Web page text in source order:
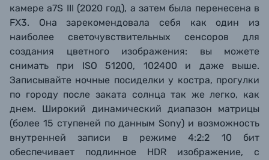
камере a7S III (2020 год), а затем была перенесена в
FX3. Она зарекомендовала себя как один из
наиболее светочувствительных сенсоров для
создания цветного изображения: вы можете
снимать при ISO 51200, 102400 и даже выше.
Записывайте ночные посиделки у костра, прогулки
по городу после заката солнца так же легко, как
днем. Широкий динамический диапазон матрицы
(более 15 ступеней по данным Sony) и возможность
внутренней записи в режиме 4:2:2 10 бит
обеспечивает подлинное HDR изображение, с